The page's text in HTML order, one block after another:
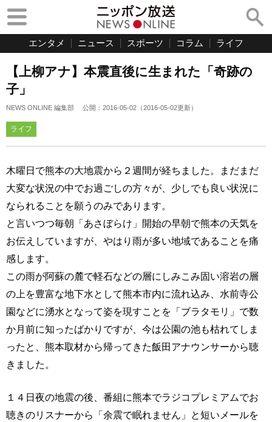
エンタメ ニュース スポーツ コラム ライフ
【上柳アナ】本震直後に生まれた「奇跡の
子」
NEWS ONLINE 編集部 公開： 2016-05-02 （2016-05-02更新）
ライフ
木曜日で熊本の大地震から２週間が経ちました。まだまだ
大変な状況の中でお過ごしの方々が、少しでも良い状況に
なられることを願うのみであります。
と言いつつ毎朝「あさぼらけ」開始の早朝で熊本の天気を
お伝えしていますが、やはり雨が多い地域であることを痛
感します。
この雨が阿蘇の麓で軽石などの層にしみこみ固い溶岩の層
の上を豊富な地下水として熊本市内に流れ込み、水前寺公
園などに湧水となって姿を現すことを「ブラタモリ」で数
か月前に知ったばかりですが、今は公園の池も枯れてしま
ったと、熊本取材から帰ってきた飯田アナウンサーから聴
きました。
１４日夜の地震の後、番組に熊本でラジコプレミアムでお
聴きのリスナーから「余震で眠れません」と短いメールを